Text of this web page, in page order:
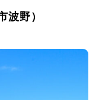
野）